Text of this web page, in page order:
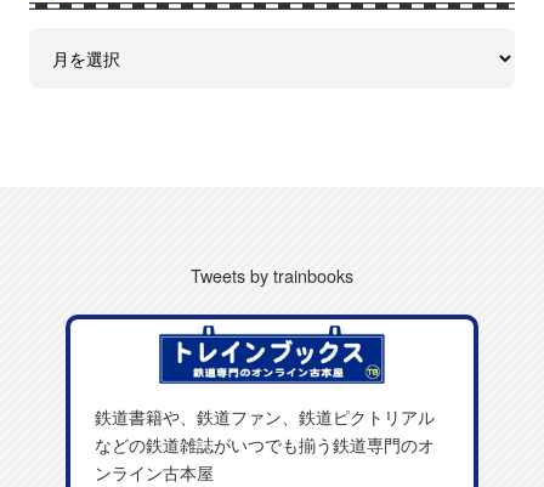
Tweets by trainbooks
鉄道書籍や、鉄道ファン、鉄道ピクトリアル
などの鉄道雑誌がいつでも揃う鉄道専門のオ
ンライン古本屋